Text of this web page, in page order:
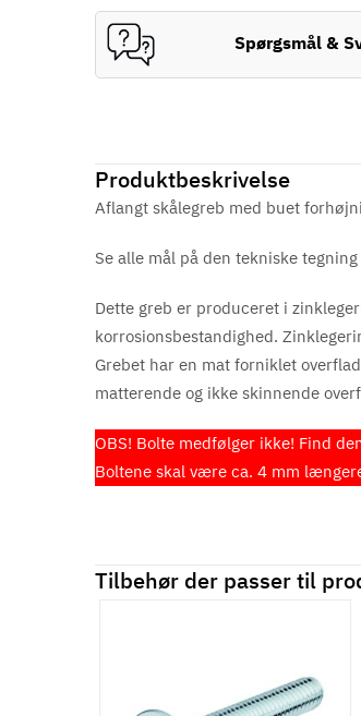
Produktbeskrivelse
Aflangt skålegreb med buet
Se alle mål på den tekniske
Dette greb er produceret i
korrosionsbestandighed.
Grebet har en mat forniklet
matterende og ikke skinnende
OBS! Bolte medfølger ikke! Find
Boltene skal være ca. 4 mm
Tilbehør der passer til
Spørgsmål &